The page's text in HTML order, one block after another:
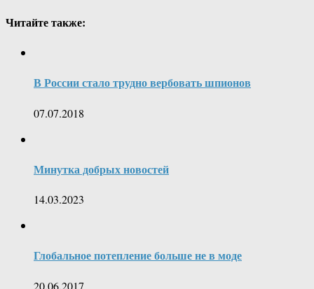
Читайте также:
В России стало трудно вербовать шпионов
07.07.2018
Минутка добрых новостей
14.03.2023
Глобальное потепление больше не в моде
20.06.2017